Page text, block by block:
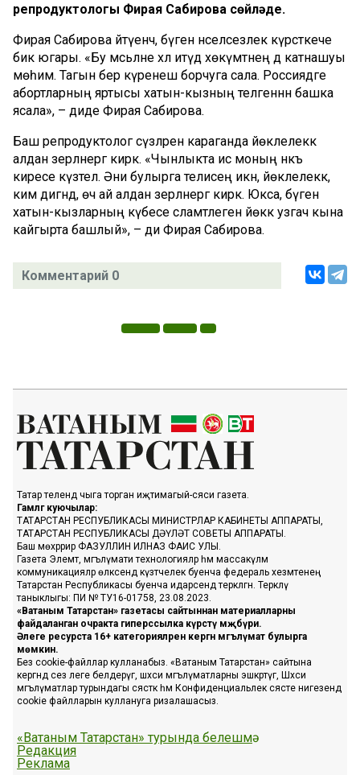
репродуктологы Фирая Сабирова сөйләде.
Фирая Сабирова әйтүенчә, бүген нәселсезлек күрсәткече
бик югары. «Бу мәсьәләне хәл итүдә хөкүмәтнең дә катнашуы
мөһим. Тагын бер күренеш борчуга сала. Россиядәге
абортларның яртысы хатын-кызның теләгеннән башка
ясала», – диде Фирая Сабирова.
Баш репродуктолог сүзләренә караганда йөклелеккә
алдан әзерләнергә кирәк. «Чынлыкта исә моның нәкъ
киресе күзәтелә. Әни булырга телисең икән, йөклелеккә,
ким дигәндә, өч ай алдан әзерләнергә кирәк. Юкса, бүген
хатын-кызларның күбесе сәламәтлеген йөккә узгач кына
кайгырта башлый», – ди Фирая Сабирова.
Комментарий 0
Татар телендә чыга торган иҗтимагый-сәяси газета.
Гамәлгә куючылар:
ТАТАРСТАН РЕСПУБЛИКАСЫ МИНИСТРЛАР КАБИНЕТЫ АППАРАТЫ,
ТАТАРСТАН РЕСПУБЛИКАСЫ ДӘҮЛӘТ СОВЕТЫ АППАРАТЫ.
Баш мөхәррир ФАЗУЛЛИН ИЛНАЗ ФАИС УЛЫ.
Газета Элемтә, мәгълүмати технологияләр һәм массакүләм
коммуникацияләр өлкәсендә күзәтчелек буенча федераль хезмәтенең
Татарстан Республикасы буенча идарәсендә теркәлгән. Теркәлү
таныклыгы: ПИ № ТУ16-01758, 23.08.2023.
«Ватаным Татарстан» газетасы сайтыннан материалларны
файдаланган очракта гиперссылка күрсәтү мәҗбүри.
Әлеге ресурста 16+ категорияләренә кергән мәгълүмат булырга
мөмкин.
Без cookie-файллар кулланабыз. «Ватаным Татарстан» сайтына
кергәндә сез әлеге белдерүгә, шәхси мәгълүматларны эшкәртүгә, Шәхси
мәгълүматлар турындагы сәясәткә һәм Конфиденциальлек сәясәте нигезендә
cookie файлларын куллануга ризалашасыз.
«Ватаным Татарстан» турында белешмә
Редакция
Реклама